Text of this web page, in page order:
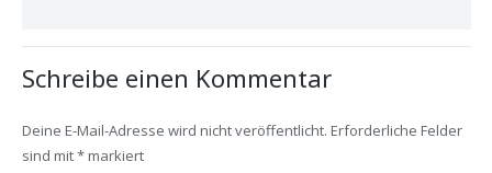
Schreibe einen Kommentar
Deine E-Mail-Adresse wird nicht veröffentlicht. Erforderliche Felder
sind mit*markiert